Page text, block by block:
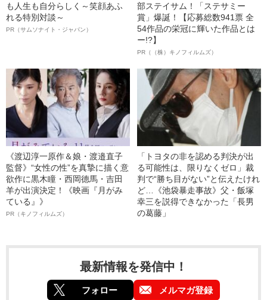
も人生も自分らしく～笑顔あふ
れる特別対談～
PR（サムソナイト・ジャパン）
部ステイサム！「ステサミー
賞」爆誕！【応募総数941票 全
54作品の栄冠に輝いた作品とは
ー!?】
PR（（株）キノフィルムズ）
《渡辺淳一原作＆娘・渡邉直子
監督》“女性の性”を真摯に描く意
欲作に黒木瞳・西岡德馬・吉田
羊が出演決定！《映画『月がみ
ている』》
PR（キノフィルムズ）
「トヨタの非を認める判決が出
る可能性は、限りなくゼロ」裁
判で“勝ち目がない”と伝えたけれ
ど…《池袋暴走事故》父・飯塚
幸三を説得できなかった「長男
の葛藤」
最新情報を発信中！
フォロー メルマガ登録